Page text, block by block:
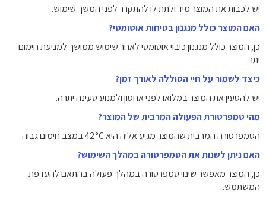
יש לכבות את המוצר מיד ולתת לו להתקרר לפני המשך שימוש.
האם המוצר כולל מנגנון בטיחות אוטומטי?
כן, המוצר כולל מנגנון כיבוי אוטומטי לאחר שימוש ממושך למניעת חימום
יתר.
כיצד לשמור על חיי הסוללה לאורך זמן?
יש להטעין את המוצר במלואו לפני אחסון ולמנוע טעינה יתרה.
מהי טמפרטורת הפעולה המרבית של המוצר?
הטמפרטורה המרבית שהמוצר מגיע אליה היא 42°C במצב חימום גבוה.
האם ניתן לשנות את הטמפרטורה במהלך השימוש?
כן, המוצר מאפשר שינוי טמפרטורה במהלך פעולה בהתאם להעדפת
המשתמש.